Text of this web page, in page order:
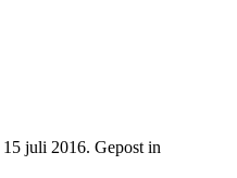
15 juli 2016. Gepost in